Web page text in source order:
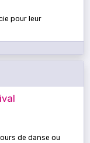
pour leur
de danse ou